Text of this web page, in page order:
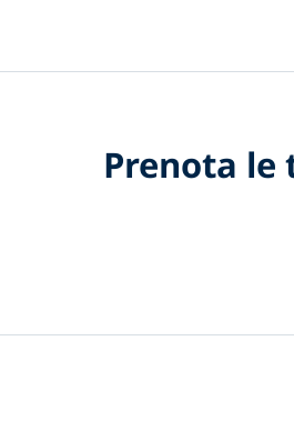
Prenota le